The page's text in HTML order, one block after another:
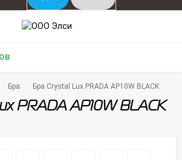
Бра Бра Crystal Lux PRADA AP10W BLACK
PRADA AP10W BLACK